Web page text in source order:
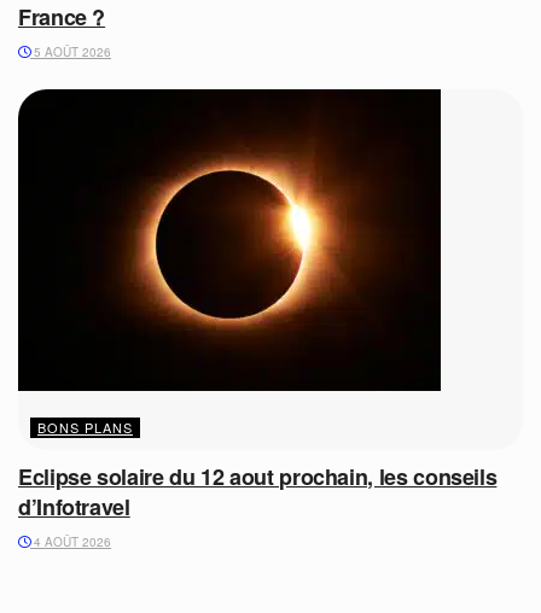
France ?
5 AOÛT 2026
BONS PLANS
Eclipse solaire du 12 aout prochain, les conseils
d’Infotravel
4 AOÛT 2026